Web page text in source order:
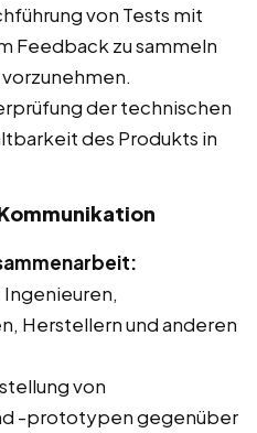
von Tests mit
Feedback zu sammeln
der technischen
des Produkts in
Herstellern und anderen
von
-prototypen gegenüber